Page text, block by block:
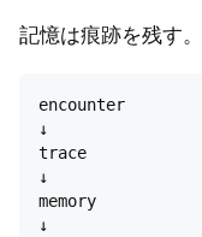
記憶は痕跡を残す。
encounter
↓
trace
↓
memory
↓